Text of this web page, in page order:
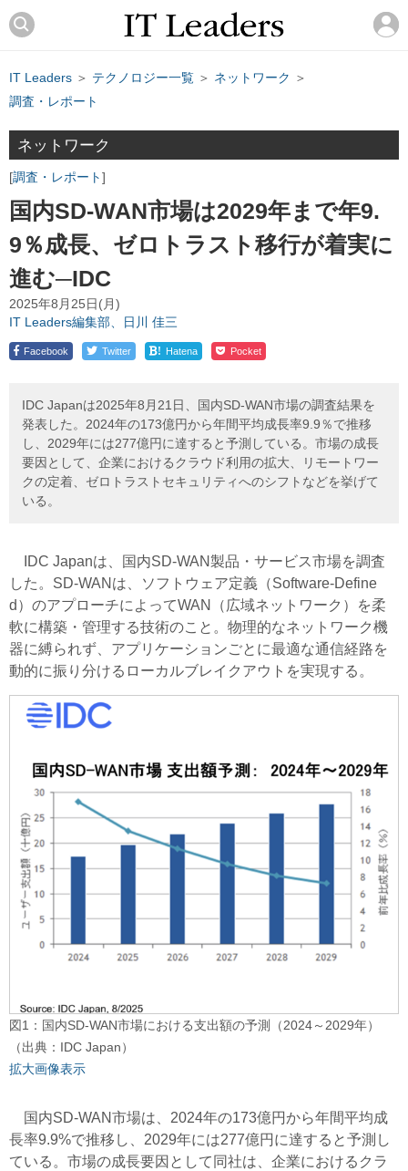
IT Leaders ＞ テクノロジー一覧 ＞ ネットワーク ＞
調査・レポート
ネットワーク
調査・レポート
国内SD-WAN市場は2029年まで年9.
9％成長、ゼロトラスト移行が着実に
進む─IDC
2025年8月25日(月)
IT Leaders編集部、日川 佳三
Facebook Twitter ! Hatena Pocket
IDC Japanは2025年8月21日、国内SD-WAN市場の調査結果を
発表した。2024年の173億円から年間平均成長率9.9％で推移
し、2029年には277億円に達すると予測している。市場の成長
要因として、企業におけるクラウド利用の拡大、リモートワー
クの定着、ゼロトラストセキュリティへのシフトなどを挙げて
いる。
IDC Japanは、国内SD-WAN製品・サービス市場を調査
した。SD-WANは、ソフトウェア定義（Software-Define
d）のアプローチによってWAN（広域ネットワーク）を柔
軟に構築・管理する技術のこと。物理的なネットワーク機
器に縛られず、アプリケーションごとに最適な通信経路を
動的に振り分けるローカルブレイクアウトを実現する。
図1：国内SD-WAN市場における支出額の予測（2024～2029年）
（出典：IDC Japan）
拡大画像表示
国内SD-WAN市場は、2024年の173億円から年間平均成
長率9.9%で推移し、2029年には277億円に達すると予測し
ている。市場の成長要因として同社は、企業におけるクラ